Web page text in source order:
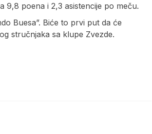
9,8 poena i 2,3 asistencije po meču.
Buesa”. Biće to prvi put da će
stručnjaka sa klupe Zvezde.